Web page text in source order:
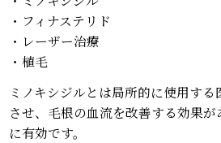
・フィナステリド
・レーザー治療
・植毛
ミノキシジルとは局所的に使用す
させ、毛根の血流を改善する効果
に有効です。